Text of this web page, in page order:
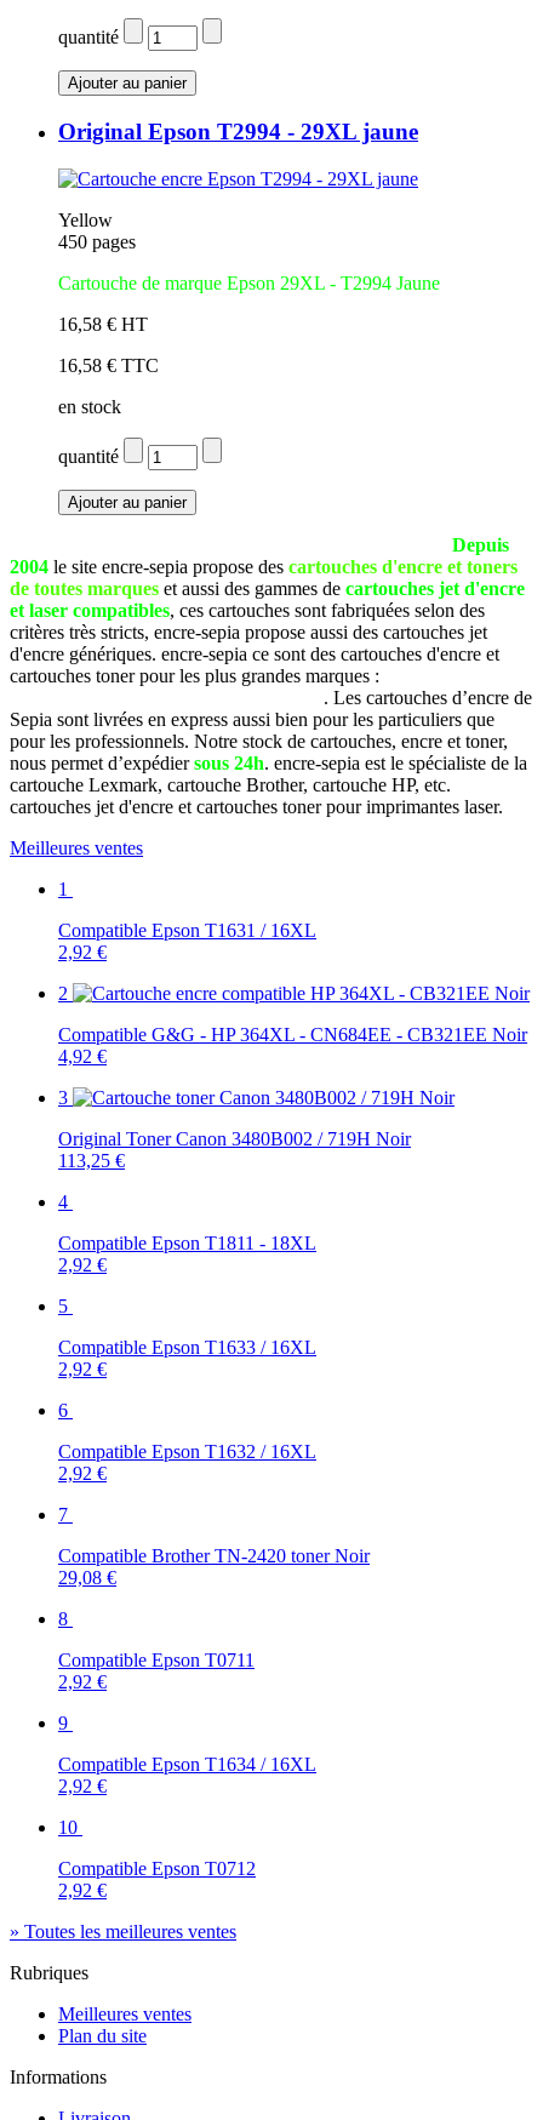
quantité
Original Epson T2994 - 29XL jaune
Yellow
450 pages
Cartouche de marque Epson 29XL - T2994 Jaune
16,58 € HT
16,58 € TTC
en stock
quantité
Depuis
2004 le site encre-sepia propose des cartouches d'encre et toners
de toutes marques et aussi des gammes de cartouches jet d'encre
et laser compatibles, ces cartouches sont fabriquées selon des
critères très stricts, encre-sepia propose aussi des cartouches jet
d'encre génériques. encre-sepia ce sont des cartouches d'encre et
cartouches toner pour les plus grandes marques :
. Les cartouches d’encre de
Sepia sont livrées en express aussi bien pour les particuliers que
pour les professionnels. Notre stock de cartouches, encre et toner,
nous permet d’expédiersous 24h. encre-sepia est le spécialiste de la
cartouche Lexmark, cartouche Brother, cartouche HP, etc.
cartouches jet d'encre et cartouches toner pour imprimantes laser.
Meilleures ventes
1
Compatible Epson T1631 / 16XL
2,92 €
2
Compatible G&G - HP 364XL - CN684EE - CB321EE Noir
4,92 €
3
Original Toner Canon 3480B002 / 719H Noir
113,25 €
4
Compatible Epson T1811 - 18XL
2,92 €
5
Compatible Epson T1633 / 16XL
2,92 €
6
Compatible Epson T1632 / 16XL
2,92 €
7
Compatible Brother TN-2420 toner Noir
29,08 €
8
Compatible Epson T0711
2,92 €
9
Compatible Epson T1634 / 16XL
2,92 €
10
Compatible Epson T0712
2,92 €
» Toutes les meilleures ventes
Rubriques
Meilleures ventes
Plan du site
Informations